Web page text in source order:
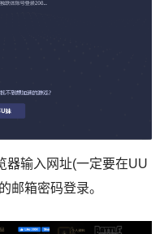
器输入网址(一定要在UU
邮箱密码登录。